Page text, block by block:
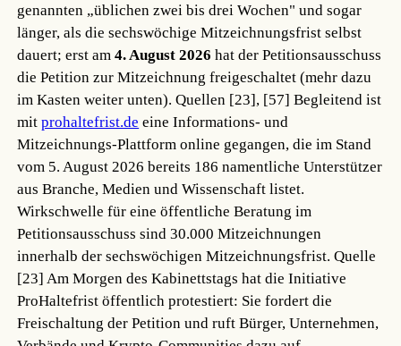
genannten „üblichen zwei bis drei Wochen" und sogar
länger, als die sechswöchige Mitzeichnungsfrist selbst
dauert; erst am4. August 2026 hat der Petitionsausschuss
die Petition zur Mitzeichnung freigeschaltet (mehr dazu
im Kasten weiter unten).Quellen [23], [57] Begleitend ist
mitprohaltefrist.de eine Informations- und
Mitzeichnungs-Plattform online gegangen, die im Stand
vom 5. August 2026 bereits 186 namentliche Unterstützer
aus Branche, Medien und Wissenschaft listet.
Wirkschwelle für eine öffentliche Beratung im
Petitionsausschuss sind 30.000 Mitzeichnungen
innerhalb der sechswöchigen Mitzeichnungsfrist.Quelle
[23] Am Morgen des Kabinettstags hat die Initiative
ProHaltefrist öffentlich protestiert: Sie fordert die
Freischaltung der Petition und ruft Bürger, Unternehmen,